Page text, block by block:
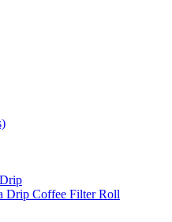
Drip Coffee Filter Roll